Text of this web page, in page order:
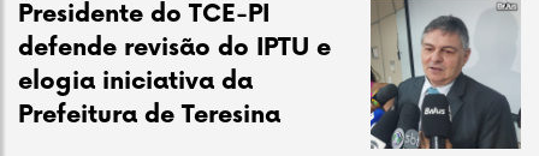
Presidente do TCE-PI
defende revisão do IPTU e
elogia iniciativa da
Prefeitura de Teresina